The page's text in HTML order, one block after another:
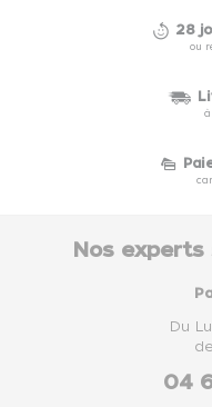
28
ou
Nos
Du
04